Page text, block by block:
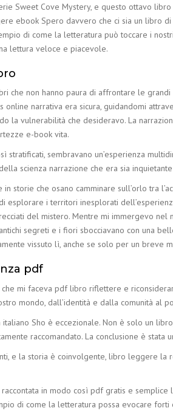
Sweet Cove Mystery, e questo ottavo
ebook Spero davvero che ci sia un libro
di come la letteratura può toccare i
lettura veloce e piacevole.
che non hanno paura di affrontare le
online narrativa era sicura, guidandomi
la vulnerabilità che desideravo. La
e-book vita.
stratificati, sembravano un’esperienza
scienza narrazione che era sia
in storie che osano camminare sull’orlo
esplorare i territori inesplorati
del mistero. Mentre mi immergevo
segreti e i fiori sbocciavano con una
vissuto lì, anche se solo per un breve
pdf
mi faceva pdf libro riflettere e
mondo, dall’identità e dalla comunità al
italiano Sho è eccezionale. Non è solo un
raccomandato. La conclusione è
e la storia è coinvolgente, libro leggere
in modo così pdf gratis e
di come la letteratura possa evocare forti